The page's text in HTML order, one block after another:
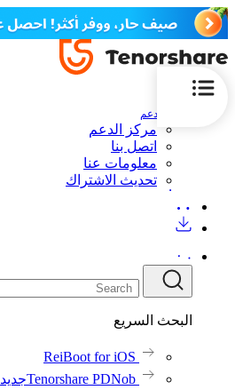
الدعم
مركز الدعم
اتصل بنا
معلومات عنا
تحديث الاشتراك
البحث السريع
ReiBoot for iOS
Tenorshare PDNobجديد